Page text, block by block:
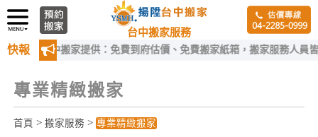
台中搬家服務
快報
台中搬家提供：免費到府估價、免費搬家紙箱，搬家服務人員皆經過嚴
專業精緻搬家
首頁 > 搬家服務 > 專業精緻搬家